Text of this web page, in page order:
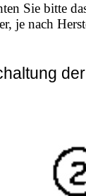
Sie bitte
je nach